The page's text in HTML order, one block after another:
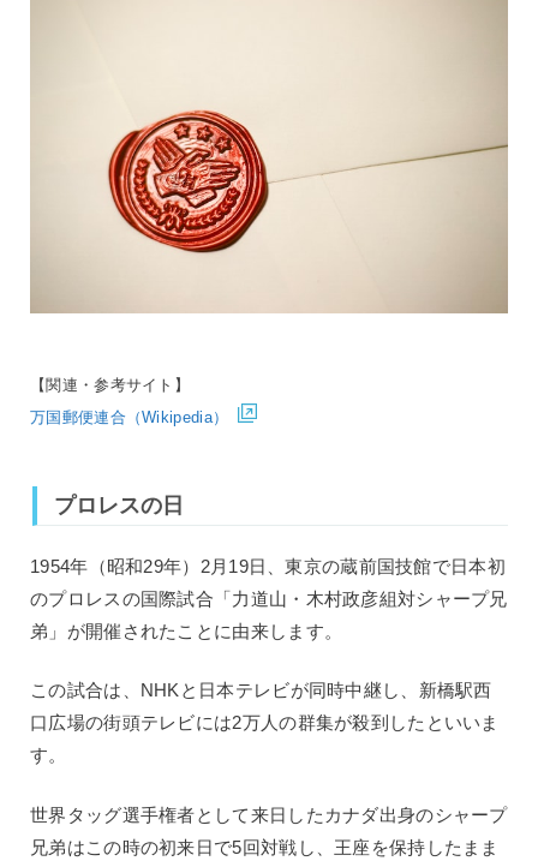
【関連・参考サイト】
万国郵便連合（Wikipedia）
プロレスの日
1954年（昭和29年）2月19日、東京の蔵前国技館で日本初
のプロレスの国際試合「力道山・木村政彦組対シャープ兄
弟」が開催されたことに由来します。
この試合は、NHKと日本テレビが同時中継し、新橋駅西
口広場の街頭テレビには2万人の群集が殺到したといいま
す。
世界タッグ選手権者として来日したカナダ出身のシャープ
兄弟はこの時の初来日で5回対戦し、王座を保持したまま